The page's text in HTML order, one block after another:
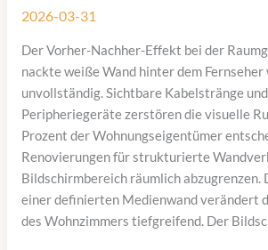
2026-03-31
Der Vorher-Nachher-Effekt bei der
nackte weiße Wand hinter dem
unvollständig. Sichtbare Kabelstränge
Peripheriegeräte zerstören die visuelle
Prozent der Wohnungseigentümer
Renovierungen für strukturierte
Bildschirmbereich räumlich
einer definierten Medienwand verändert
des Wohnzimmers tiefgreifend. Der